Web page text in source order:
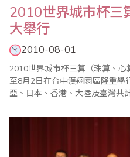
2010世界城市杯三
大舉行
2010-08-01
2010世界城市杯三算（珠算、
至8月2日在台中漢翔園區隆重舉
亞、日本、香港、大陸及臺灣共
辦，由主辦國邀約世界各大城市